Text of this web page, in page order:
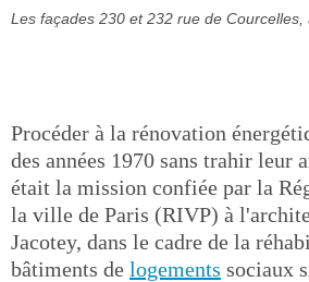
Les façades 230 et 232 rue de Courcelles,
Procéder à la rénovation
des années 1970 sans trahir leur
était la mission confiée par la
la ville de Paris (RIVP) à
Jacotey, dans le cadre de la
bâtiments de logements sociaux